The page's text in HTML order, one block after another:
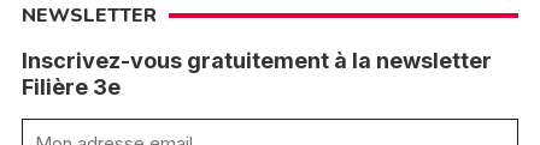
NEWSLETTER
Inscrivez-vous gratuitement à la newsletter
Filière 3e